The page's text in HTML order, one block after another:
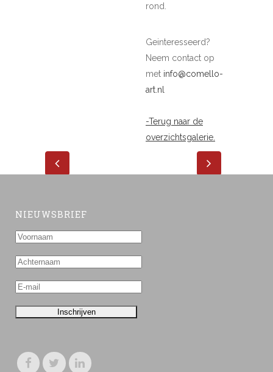
rond.
Geinteresseerd?
Neem contact op
met info@comello-
art.nl
-Terug naar de
overzichtsgalerie.
NIEUWSBRIEF